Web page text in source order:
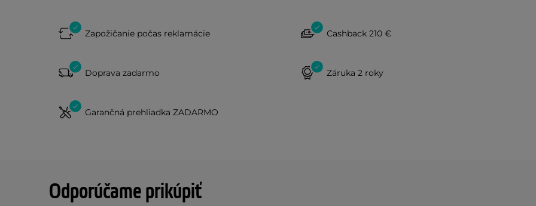
Zapožičanie počas reklamácie Cashback 210 €
Doprava zadarmo Záruka 2 roky
Garančná prehliadka ZADARMO
Odporúčame prikúpiť